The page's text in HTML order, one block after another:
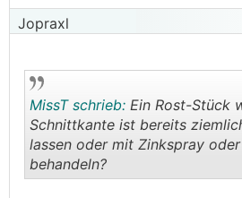
Jopraxl
..
MissT schrieb: Ein Rost-Stück
Schnittkante ist bereits
lassen oder mit Zinkspray
behandeln?